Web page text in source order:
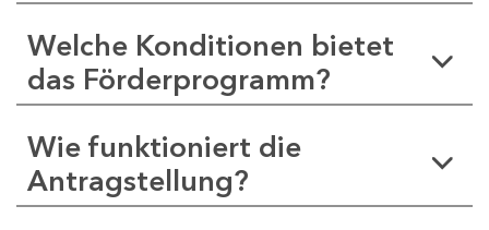
Welche Konditionen bietet
das Förderprogramm?
Wie funktioniert die
Antragstellung?